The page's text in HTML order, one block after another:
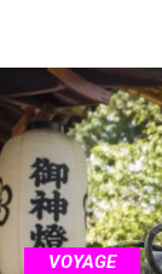
VOYAGE